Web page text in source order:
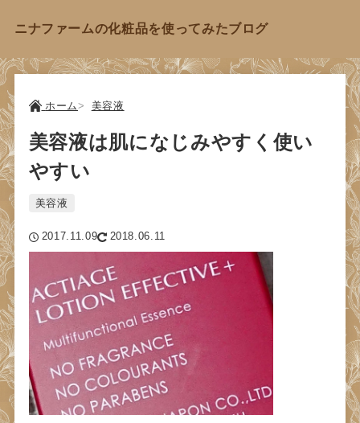
ニナファームの化粧品を使ってみたブログ
ホーム 美容液
美容液は肌になじみやすく使い
やすい
美容液
2017.11.09 2018.06.11